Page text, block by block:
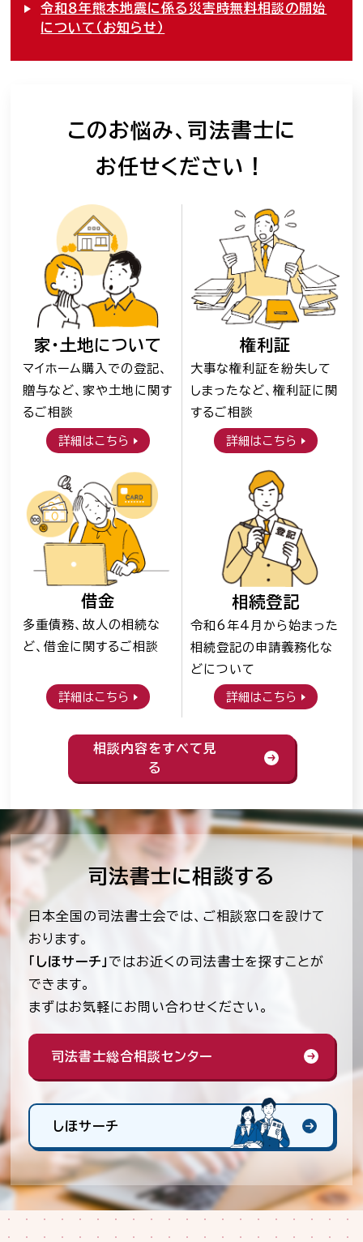
司法書士法に違反するサービス事業者に関する
情報提供フォーム
公式キャラクター
司法書士検索
Language
文字サイズ
背景色
令和８年熊本地震に係る災害時無料相談の開始
について（お知らせ）
このお悩み、司法書士に
お任せください！
家・⼟地について
マイホーム購入での登記、
贈与など、家や土地に関す
るご相談
詳細はこちら
権利証
大事な権利証を紛失して
しまったなど、権利証に関
するご相談
詳細はこちら
借金
多重債務、故人の相続な
ど、借金に関するご相談
詳細はこちら
相続登記
令和6年4月から始まった
相続登記の申請義務化な
どについて
詳細はこちら
相談内容をすべて見
る
司法書士に相談する
日本全国の司法書士会では、ご相談窓口を設けて
おります。
「しほサーチ」 ではお近くの司法書士を探すことが
できます。
まずはお気軽にお問い合わせください。
司法書士総合相談センター
しほサーチ